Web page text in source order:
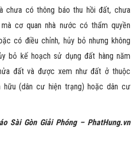
chưa có thông báo thu hồi đất, chưa
cơ quan nhà nước có thẩm quyền
có điều chỉnh, hủy bỏ nhưng không
bỏ kế hoạch sử dụng đất hàng năm
đất và được xem như đất ở thuộc
(dân cư hiện trạng) hoặc dân cư
Sài Gòn Giải Phóng – PhatHung.vn